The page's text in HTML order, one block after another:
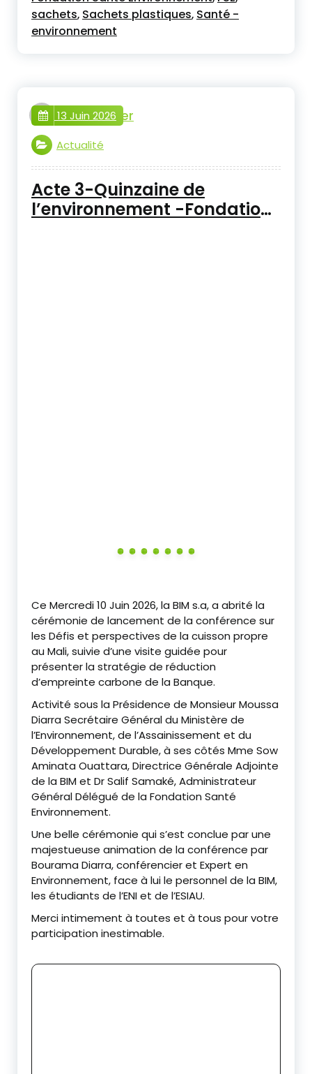
sachets, Sachets plastiques, Santé -
environnement
webmaster
13 Juin 2026
Actualité
Acte 3-Quinzaine de
l’environnement -Fondation
‎Ce Mercredi 10 Juin 2026, la BIM s.a, a abrité la
cérémonie de lancement de la conférence sur
les Défis et perspectives de la cuisson propre
au Mali, suivie d’une visite guidée pour
présenter la stratégie de réduction
d’empreinte carbone de la Banque.
‎Activité sous la Présidence de Monsieur Moussa
Diarra Secrétaire Général du Ministère de
l’Environnement, de l’Assainissement et du
Développement Durable, à ses côtés Mme Sow
Aminata Ouattara, Directrice Générale Adjointe
de la BIM et Dr Salif Samaké, Administrateur
Général Délégué de la Fondation Santé
Environnement.
‎Une belle cérémonie qui s’est conclue par une
majestueuse animation de la conférence par
Bourama Diarra, conférencier et Expert en
Environnement, face à lui le personnel de la BIM,
les étudiants de l’ENI et de l’ESIAU.
‎Merci intimement à toutes et à tous pour votre
participation inestimable.